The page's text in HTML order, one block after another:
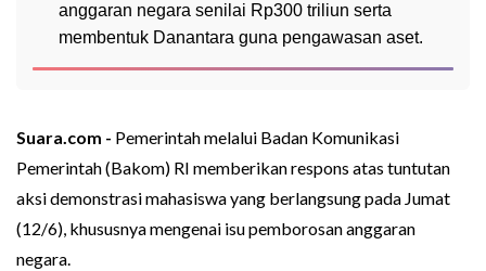
anggaran negara senilai Rp300 triliun serta
membentuk Danantara guna pengawasan aset.
Suara.com - Pemerintah melalui Badan Komunikasi
Pemerintah (Bakom) RI memberikan respons atas tuntutan
aksi demonstrasi mahasiswa yang berlangsung pada Jumat
(12/6), khususnya mengenai isu pemborosan anggaran
negara.